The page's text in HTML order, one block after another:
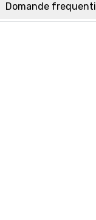
Domande frequenti